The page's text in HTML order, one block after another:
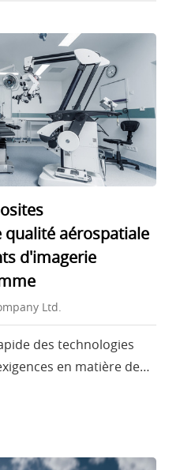
aérospatiale
d'imagerie
Ltd.
des technologies
en matière de
devienn